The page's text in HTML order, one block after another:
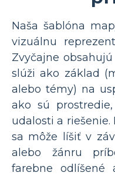
Naša šablóna
vizuálnu
Zvyčajne
slúži ako základ
alebo témy) na
ako sú
udalosti a
sa môže líšiť v
alebo žánru
farebne odlíšené